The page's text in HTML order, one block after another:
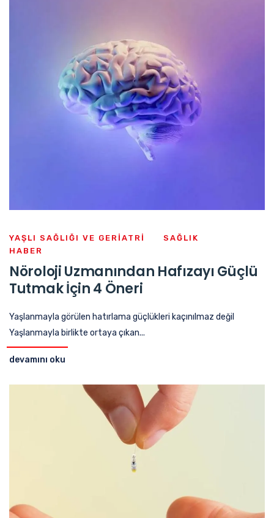
YAŞLI SAĞLIĞI VE GERIATRI
SAĞLIK
HABER
Nöroloji Uzmanından Hafızayı Güçlü
Tutmak İçin 4 Öneri
Yaşlanmayla görülen hatırlama güçlükleri kaçınılmaz değil
Yaşlanmayla birlikte ortaya çıkan...
devamını oku